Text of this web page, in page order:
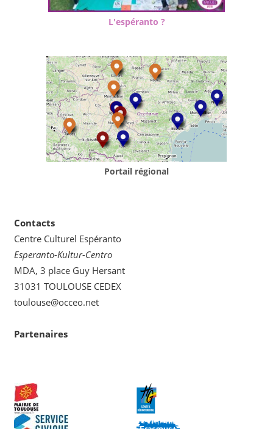
L'espéranto ?
Portail régional
Contacts
Centre Culturel Espéranto
Esperanto-Kultur-Centro
MDA, 3 place Guy Hersant
31031 TOULOUSE CEDEX
toulouse@occeo.net
Partenaires